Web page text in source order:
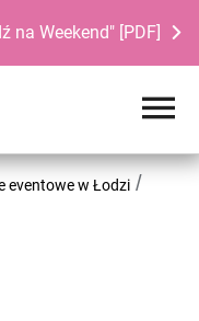
na Weekend" [PDF]
eventowe w Łodzi